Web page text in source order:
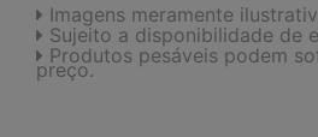
Imagens meramente
Sujeito a disponibilidade de
Produtos pesáveis podem
preço.